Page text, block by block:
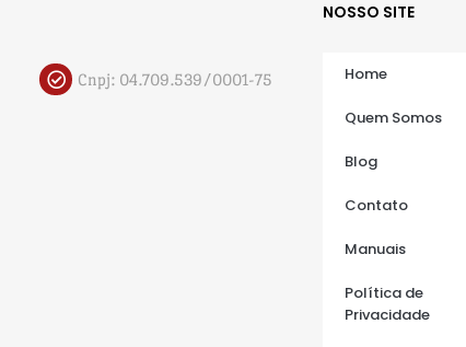
Cnpj: 04.709.539/0001-75
NOSSO SITE
Home
Quem Somos
Blog
Contato
Manuais
Política de
Privacidade